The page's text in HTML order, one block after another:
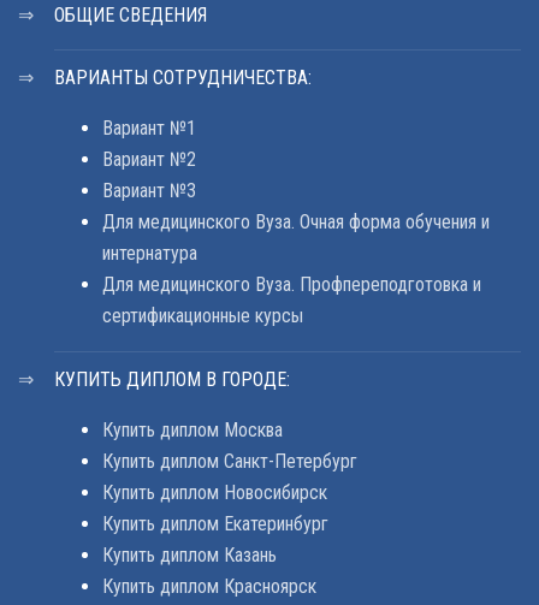
ОБЩИЕ СВЕДЕНИЯ
ВАРИАНТЫ СОТРУДНИЧЕСТВА:
Вариант №1
Вариант №2
Вариант №3
Для медицинского Вуза. Очная форма обучения и
интернатура
Для медицинского Вуза. Профпереподготовка и
сертификационные курсы
КУПИТЬ ДИПЛОМ В ГОРОДЕ:
Купить диплом Москва
Купить диплом Санкт-Петербург
Купить диплом Новосибирск
Купить диплом Екатеринбург
Купить диплом Казань
Купить диплом Красноярск